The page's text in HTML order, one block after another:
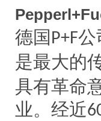
德国 P+F公
是最大的
具有革命
业。经近